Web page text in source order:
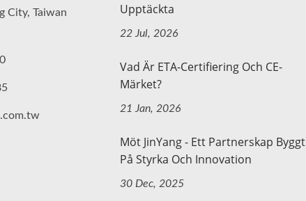
City, Taiwan
Upptäckta
22 Jul, 2026
Vad Är ETA-Certifiering Och CE-
Märket?
21 Jan, 2026
Möt JinYang - Ett Partnerskap Byggt
På Styrka Och Innovation
30 Dec, 2025